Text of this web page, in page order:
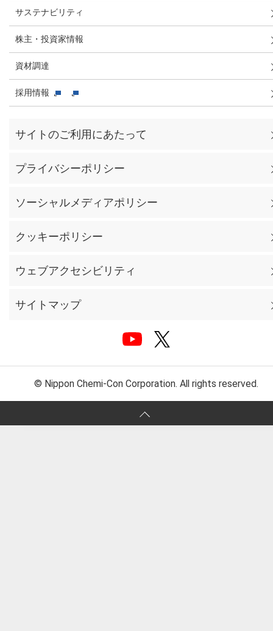
サステナビリティ
株主・投資家情報
資材調達
採用情報
サイトのご利用にあたって
プライバシーポリシー
ソーシャルメディアポリシー
クッキーポリシー
ウェブアクセシビリティ
サイトマップ
© Nippon Chemi-Con Corporation. All rights reserved.